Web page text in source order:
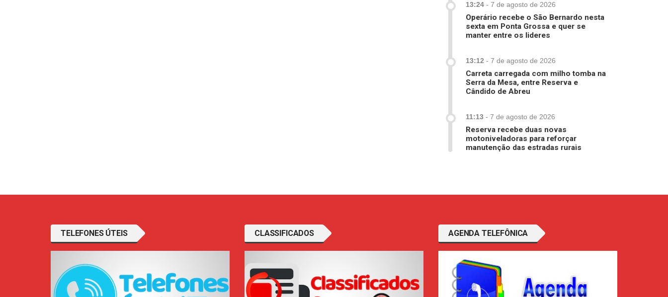
13:24 - 7 de agosto de 2026
Operário recebe o São Bernardo nesta
sexta em Ponta Grossa e quer se
manter entre os lideres
13:12 - 7 de agosto de 2026
Carreta carregada com milho tomba na
Serra da Mesa, entre Reserva e
Cândido de Abreu
11:13 - 7 de agosto de 2026
Reserva recebe duas novas
motoniveladoras para reforçar
manutenção das estradas rurais
TELEFONES ÚTEIS CLASSIFICADOS AGENDA TELEFÔNICA